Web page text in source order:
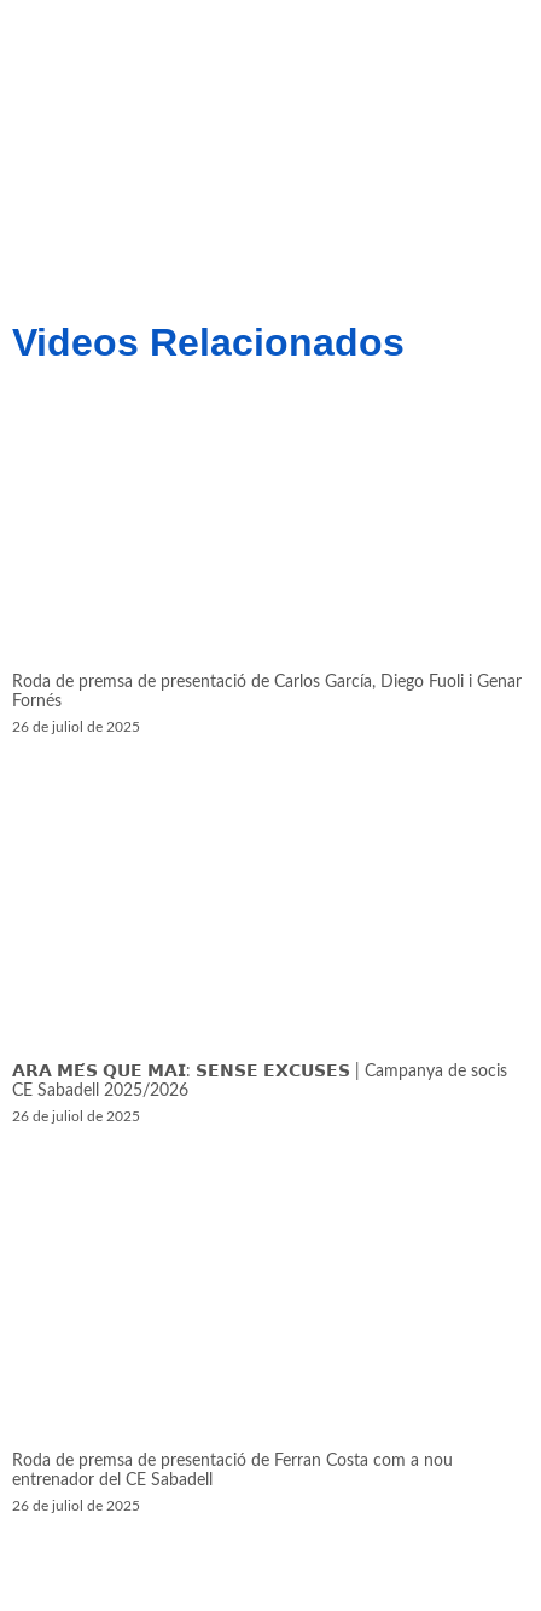
Videos Relacionados
Roda de premsa de presentació de Carlos García, Diego Fuoli i Genar
Fornés
26 de juliol de 2025
𝗔𝗥𝗔 𝗠𝗘́𝗦 𝗤𝗨𝗘 𝗠𝗔𝗜: 𝗦𝗘𝗡𝗦𝗘 𝗘𝗫𝗖𝗨𝗦𝗘𝗦 | Campanya de socis
CE Sabadell 2025/2026
26 de juliol de 2025
Roda de premsa de presentació de Ferran Costa com a nou
entrenador del CE Sabadell
26 de juliol de 2025